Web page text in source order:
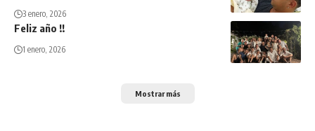
3 enero, 2026
Feliz año !!
1 enero, 2026
Mostrar más